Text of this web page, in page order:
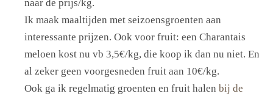
naar de prijs/kg.
Ik maak maaltijden met seizoensgroenten aan
interessante prijzen. Ook voor fruit: een Charantais
meloen kost nu vb 3,5€/kg, die koop ik dan nu niet. En
al zeker geen voorgesneden fruit aan 10€/kg.
Ook ga ik regelmatig groenten en fruit halen bij de